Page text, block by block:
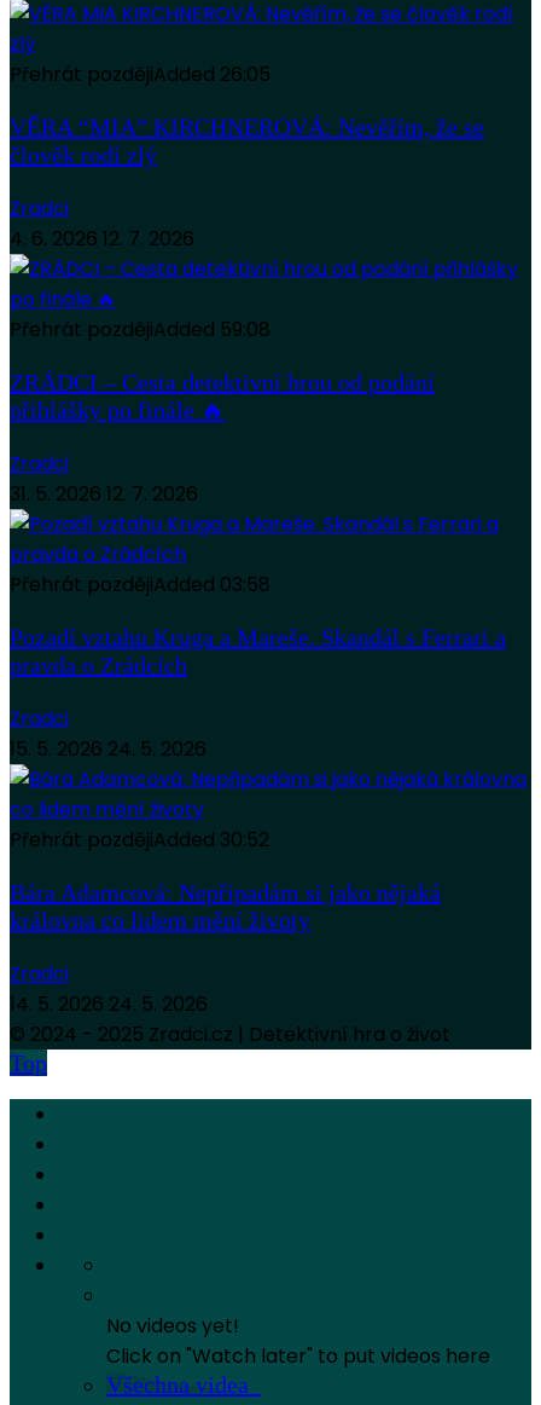
Přehrát pozdějiAdded 26:05
VĚRA “MIA” KIRCHNEROVÁ: Nevěřím, že se
člověk rodí zlý
Zradci
4. 6. 2026 12. 7. 2026
Přehrát pozdějiAdded 59:08
ZRÁDCI – Cesta detektivní hrou od podání
přihlášky po finále 🔥
Zradci
31. 5. 2026 12. 7. 2026
Přehrát pozdějiAdded 03:58
Pozadí vztahu Kruga a Mareše. Skandál s Ferrari a
pravda o Zrádcích
Zradci
15. 5. 2026 24. 5. 2026
Přehrát pozdějiAdded 30:52
Bára Adamcová: Nepřipadám si jako nějaká
královna co lidem mění životy
Zradci
14. 5. 2026 24. 5. 2026
© 2024 - 2025 Zradci.cz | Detektivní hra o život
Top
No videos yet!
Click on "Watch later" to put videos here
Všechna videa